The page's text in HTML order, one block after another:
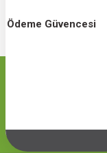
Ödeme Güvencesi